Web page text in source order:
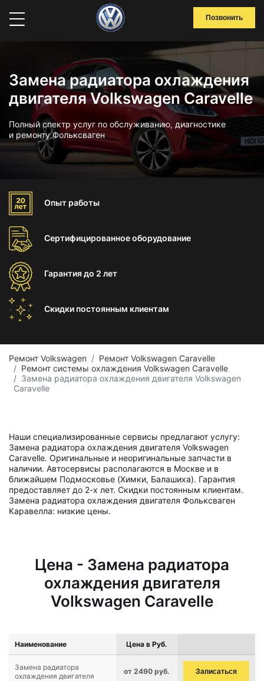
Позвонить
Замена радиатора охлаждения
двигателя Volkswagen Caravelle
Полный спектр услуг по обслуживанию, диагностике
и ремонту Фольксваген
Опыт работы
Сертифицированноеоборудование
Гарантиядо 2 лет
Скидки постоянным клиентам
Ремонт Volkswagen
Ремонт Volkswagen Caravelle
Ремонт системы охлаждения Volkswagen Caravelle
Замена радиатора охлаждения двигателя Volkswagen
Caravelle
Наши специализированные сервисы предлагают услугу:
Замена радиатора охлаждения двигателя Volkswagen
Caravelle. Оригинальные и неоригинальные запчасти в
наличии. Автосервисы располагаются в Москве и в
ближайшем Подмосковье (Химки, Балашиха). Гарантия
предоставляет до 2-х лет. Скидки постоянным клиентам.
Замена радиатора охлаждения двигателя Фольксваген
Каравелла: низкие цены.
Цена - Замена радиатора
охлаждения двигателя
Volkswagen Caravelle
Наименование Цена в Руб.
Замена радиатора
охлаждения двигателя
от 2490 руб. Записаться